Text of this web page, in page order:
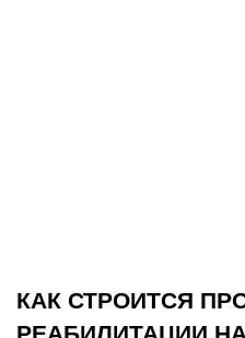
КАК СТРОИТСЯ